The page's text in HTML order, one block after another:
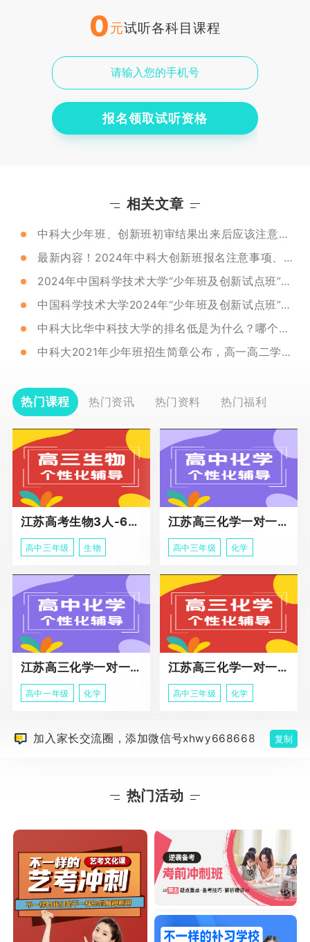
0元试听各科目课程
报名领取试听资格
相关文章
中科大少年班、创新班初审结果出来后应该注意什么？附备考指南！
最新内容！2024年中科大创新班报名注意事项、考试时间及考核内容！
2024年中国科学技术大学“少年班及创新试点班”的选拔流程是什么？
中国科学技术大学2024年“少年班及创新试点班”招生简章公示及政策解读！
中科大比华中科技大学的排名低是为什么？哪个学校更厉害？
中科大2021年少年班招生简章公布，高一高二学生参考
热门课程 热门资讯 热门资料 热门福利
江苏高考生物3人-6人小班助力课程
高中三年级 生物
江苏高三化学一对一个性化冲刺辅导
高中三年级 化学
江苏高三化学一对一个性化辅导
高中一年级 化学
江苏高三化学一对一冲刺辅导课程
高中三年级 化学
加入家长交流圈，添加微信号xhwy668668 复制
热门活动